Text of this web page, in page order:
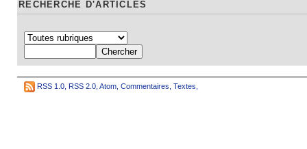
RECHERCHE D'ARTICLES
RSS 1.0 RSS 2.0 Atom Commentaires Textes